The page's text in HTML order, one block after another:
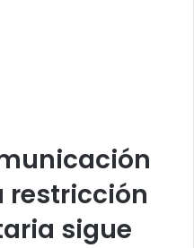
restricción
sigue